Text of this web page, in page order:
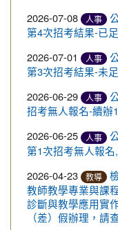
2026-07-08 人事
第4次招考結果-已
2026-07-01
人事
第3次招考結果-未
2026-06-29
人事
招考無人報名-續辦
2026-06-25
人事
第1次招考無人報名
2026-04-23
教導
教師教學專業與課
診斷與教學應用實
（差）假辦理，請